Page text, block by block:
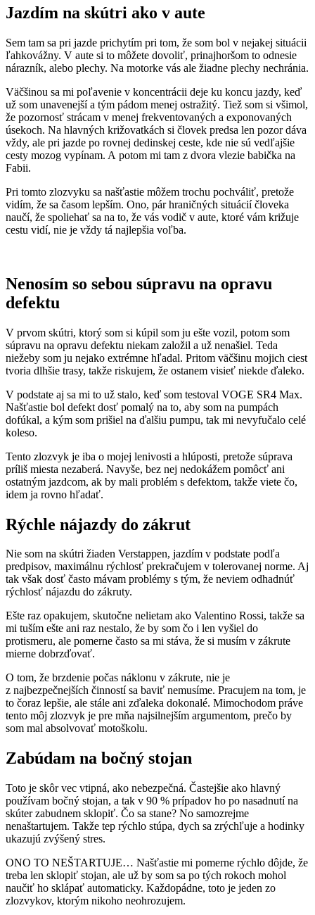
Jazdím na skútri ako v aute
Sem tam sa pri jazde prichytím pri tom, že som bol v nejakej situácii
ľahkovážny. V aute si to môžete dovoliť, prinajhoršom to odnesie
nárazník, alebo plechy. Na motorke vás ale žiadne plechy nechránia.
Väčšinou sa mi poľavenie v koncentrácii deje ku koncu jazdy, keď
už som unavenejší a tým pádom menej ostražitý. Tiež som si všimol,
že pozornosť strácam v menej frekventovaných a exponovaných
úsekoch. Na hlavných križovatkách si človek predsa len pozor dáva
vždy, ale pri jazde po rovnej dedinskej ceste, kde nie sú vedľajšie
cesty mozog vypínam. A potom mi tam z dvora vlezie babička na
Fabii.
Pri tomto zlozvyku sa našťastie môžem trochu pochváliť, pretože
vidím, že sa časom lepším. Ono, pár hraničných situácií človeka
naučí, že spoliehať sa na to, že vás vodič v aute, ktoré vám križuje
cestu vidí, nie je vždy tá najlepšia voľba.
Nenosím so sebou súpravu na opravu
defektu
V prvom skútri, ktorý som si kúpil som ju ešte vozil, potom som
súpravu na opravu defektu niekam založil a už nenašiel. Teda
niežeby som ju nejako extrémne hľadal. Pritom väčšinu mojich ciest
tvoria dlhšie trasy, takže riskujem, že ostanem visieť niekde ďaleko.
V podstate aj sa mi to už stalo, keď som testoval VOGE SR4 Max.
Našťastie bol defekt dosť pomalý na to, aby som na pumpách
dofúkal, a kým som prišiel na ďalšiu pumpu, tak mi nevyfučalo celé
koleso.
Tento zlozvyk je iba o mojej lenivosti a hlúposti, pretože súprava
príliš miesta nezaberá. Navyše, bez nej nedokážem pomôcť ani
ostatným jazdcom, ak by mali problém s defektom, takže viete čo,
idem ja rovno hľadať.
Rýchle nájazdy do zákrut
Nie som na skútri žiaden Verstappen, jazdím v podstate podľa
predpisov, maximálnu rýchlosť prekračujem v tolerovanej norme. Aj
tak však dosť často mávam problémy s tým, že neviem odhadnúť
rýchlosť nájazdu do zákruty.
Ešte raz opakujem, skutočne nelietam ako Valentino Rossi, takže sa
mi tuším ešte ani raz nestalo, že by som čo i len vyšiel do
protismeru, ale pomerne často sa mi stáva, že si musím v zákrute
mierne dobrzďovať.
O tom, že brzdenie počas náklonu v zákrute, nie je
z najbezpečnejších činností sa baviť nemusíme. Pracujem na tom, je
to čoraz lepšie, ale stále ani zďaleka dokonalé. Mimochodom práve
tento môj zlozvyk je pre mňa najsilnejším argumentom, prečo by
som mal absolvovať motoškolu.
Zabúdam na bočný stojan
Toto je skôr vec vtipná, ako nebezpečná. Častejšie ako hlavný
používam bočný stojan, a tak v 90 % prípadov ho po nasadnutí na
skúter zabudnem sklopiť. Čo sa stane? No samozrejme
nenaštartujem. Takže tep rýchlo stúpa, dych sa zrýchľuje a hodinky
ukazujú zvýšený stres.
ONO TO NEŠTARTUJE… Našťastie mi pomerne rýchlo dôjde, že
treba len sklopiť stojan, ale už by som sa po tých rokoch mohol
naučiť ho sklápať automaticky. Každopádne, toto je jeden zo
zlozvykov, ktorým nikoho neohrozujem.